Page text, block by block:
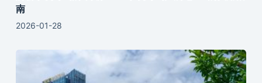
南
2026-01-28